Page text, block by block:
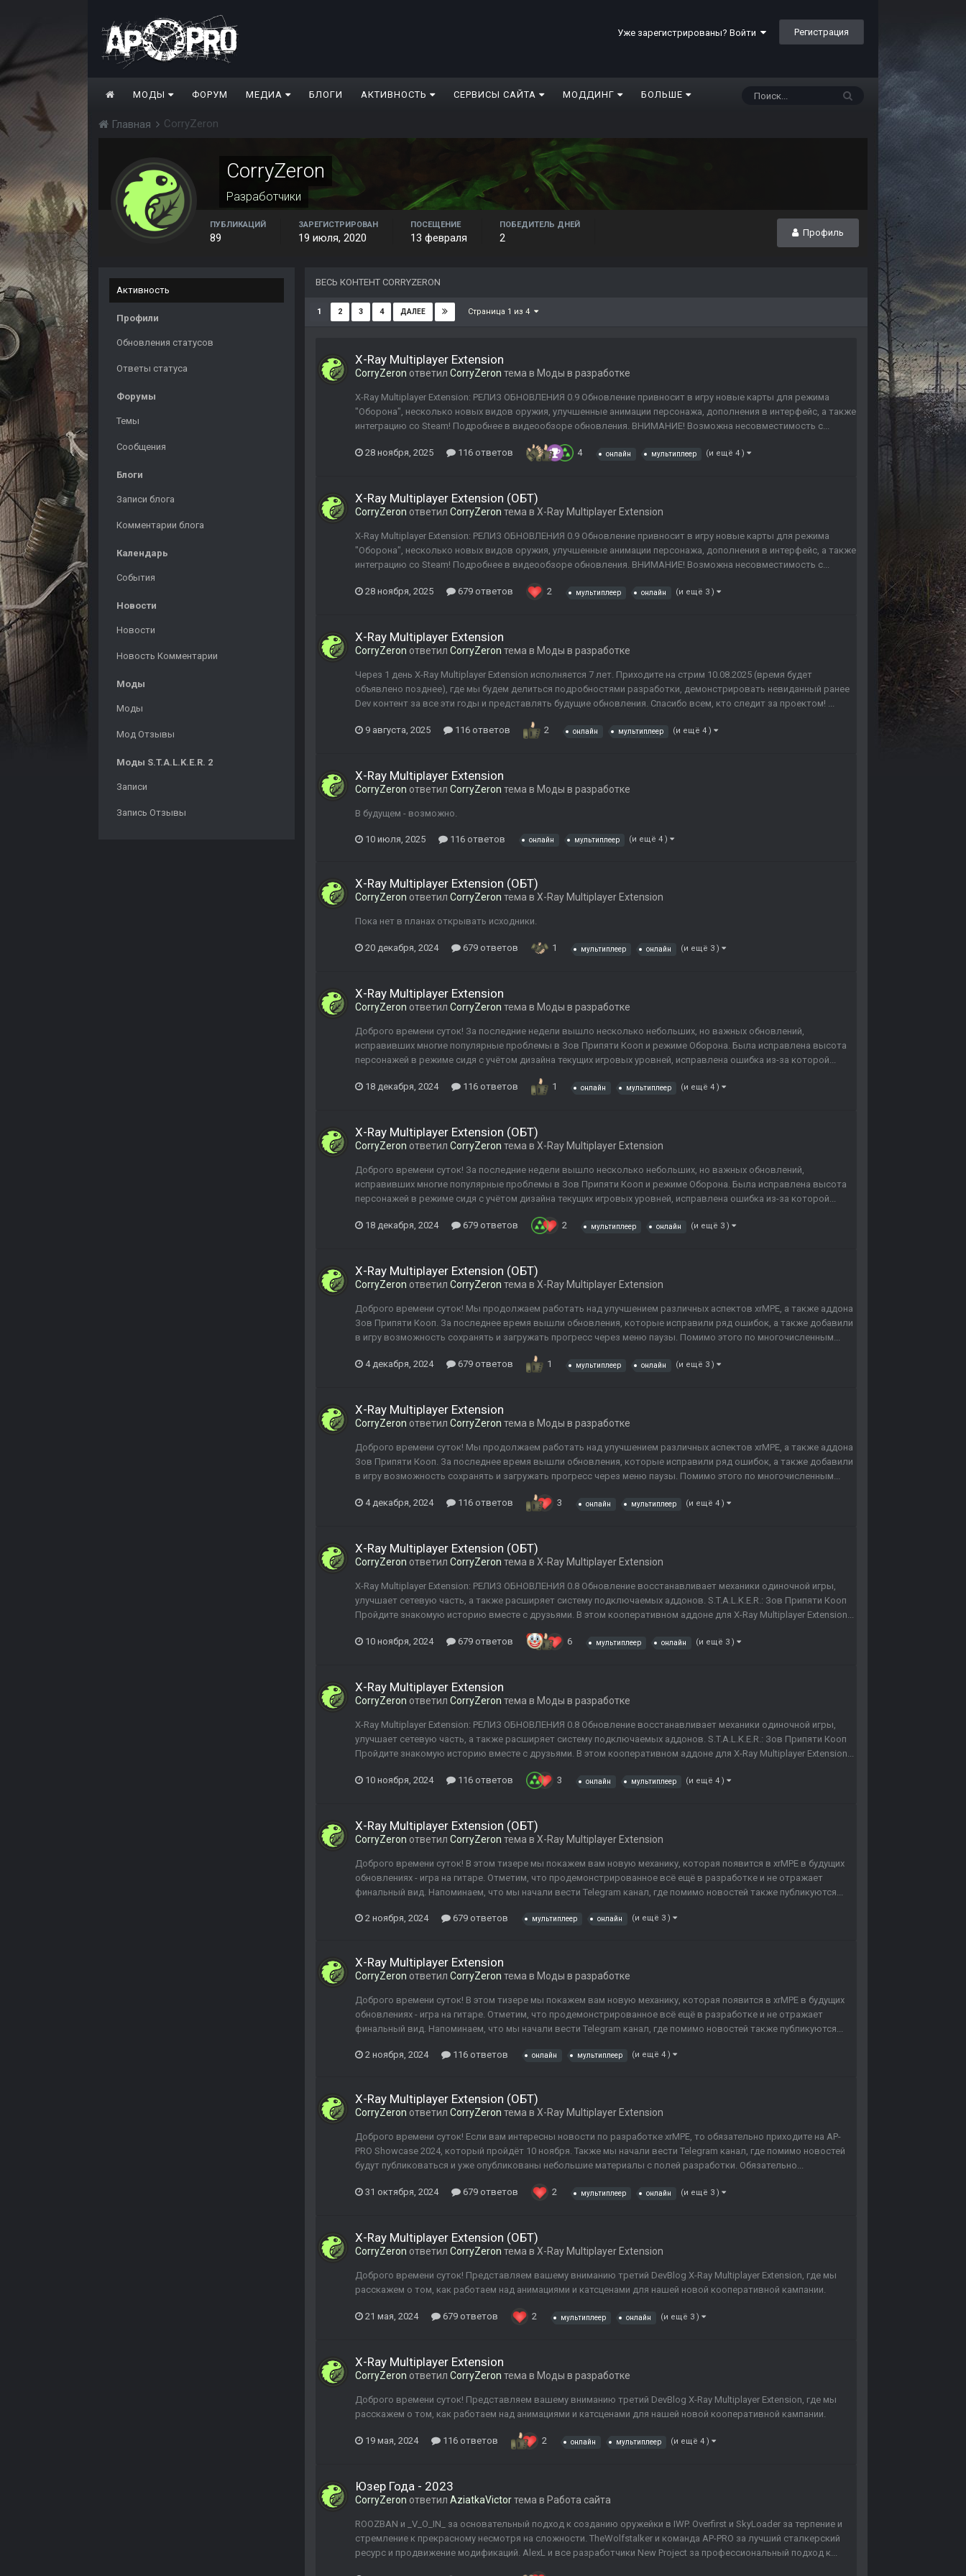
Уже зарегистрированы? Войти Регистрация
МОДЫ ФОРУМ МЕДИА БЛОГИ АКТИВНОСТЬ СЕРВИСЫ САЙТА МОДДИНГ БОЛЬШЕ
Главная CorryZeron
CorryZeron
Разработчики
Профиль
ПУБЛИКАЦИЙ
89
ЗАРЕГИСТРИРОВАН
19 июля, 2020
ПОСЕЩЕНИЕ
13 февраля
ПОБЕДИТЕЛЬ ДНЕЙ
2
Активность
Профили
Обновления статусов
Ответы статуса
Форумы
Темы
Сообщения
Блоги
Записи блога
Комментарии блога
Календарь
События
Новости
Новости
Новость Комментарии
Моды
Моды
Мод Отзывы
Моды S.T.A.L.K.E.R. 2
Записи
Запись Отзывы
ВЕСЬ КОНТЕНТ CORRYZERON
1 2 3 4 ДАЛЕЕ Страница 1 из 4
X-Ray Multiplayer Extension
CorryZeron ответил CorryZeron тема в Моды в разработке
X-Ray Multiplayer Extension: РЕЛИЗ ОБНОВЛЕНИЯ 0.9 Обновление привносит в игру новые карты для режима
"Оборона", несколько новых видов оружия, улучшенные анимации персонажа, дополнения в интерфейс, а также
интеграцию со Steam! Подробнее в видеообзоре обновления. ВНИМАНИЕ! Возможна несовместимость с...
28 ноября, 2025 116 ответов 4 онлайн мультиплеер (и ещё 4 )
X-Ray Multiplayer Extension (ОБТ)
CorryZeron ответил CorryZeron тема в X-Ray Multiplayer Extension
X-Ray Multiplayer Extension: РЕЛИЗ ОБНОВЛЕНИЯ 0.9 Обновление привносит в игру новые карты для режима
"Оборона", несколько новых видов оружия, улучшенные анимации персонажа, дополнения в интерфейс, а также
интеграцию со Steam! Подробнее в видеообзоре обновления. ВНИМАНИЕ! Возможна несовместимость с...
28 ноября, 2025 679 ответов 2 мультиплеер онлайн (и ещё 3 )
X-Ray Multiplayer Extension
CorryZeron ответил CorryZeron тема в Моды в разработке
Через 1 день X-Ray Multiplayer Extension исполняется 7 лет. Приходите на стрим 10.08.2025 (время будет
объявлено позднее), где мы будем делиться подробностями разработки, демонстрировать невиданный ранее
Dev контент за все эти годы и представлять будущие обновления. Спасибо всем, кто следит за проектом! ...
9 августа, 2025 116 ответов 2 онлайн мультиплеер (и ещё 4 )
X-Ray Multiplayer Extension
CorryZeron ответил CorryZeron тема в Моды в разработке
В будущем - возможно.
10 июля, 2025 116 ответов онлайн мультиплеер (и ещё 4 )
X-Ray Multiplayer Extension (ОБТ)
CorryZeron ответил CorryZeron тема в X-Ray Multiplayer Extension
Пока нет в планах открывать исходники.
20 декабря, 2024 679 ответов 1 мультиплеер онлайн (и ещё 3 )
X-Ray Multiplayer Extension
CorryZeron ответил CorryZeron тема в Моды в разработке
Доброго времени суток! За последние недели вышло несколько небольших, но важных обновлений,
исправивших многие популярные проблемы в Зов Припяти Кооп и режиме Оборона. Была исправлена высота
персонажей в режиме сидя с учётом дизайна текущих игровых уровней, исправлена ошибка из-за которой...
18 декабря, 2024 116 ответов 1 онлайн мультиплеер (и ещё 4 )
X-Ray Multiplayer Extension (ОБТ)
CorryZeron ответил CorryZeron тема в X-Ray Multiplayer Extension
Доброго времени суток! За последние недели вышло несколько небольших, но важных обновлений,
исправивших многие популярные проблемы в Зов Припяти Кооп и режиме Оборона. Была исправлена высота
персонажей в режиме сидя с учётом дизайна текущих игровых уровней, исправлена ошибка из-за которой...
18 декабря, 2024 679 ответов 2 мультиплеер онлайн (и ещё 3 )
X-Ray Multiplayer Extension (ОБТ)
CorryZeron ответил CorryZeron тема в X-Ray Multiplayer Extension
Доброго времени суток! Мы продолжаем работать над улучшением различных аспектов xrMPE, а также аддона
Зов Припяти Кооп. За последнее время вышли обновления, которые исправили ряд ошибок, а также добавили
в игру возможность сохранять и загружать прогресс через меню паузы. Помимо этого по многочисленным...
4 декабря, 2024 679 ответов 1 мультиплеер онлайн (и ещё 3 )
X-Ray Multiplayer Extension
CorryZeron ответил CorryZeron тема в Моды в разработке
Доброго времени суток! Мы продолжаем работать над улучшением различных аспектов xrMPE, а также аддона
Зов Припяти Кооп. За последнее время вышли обновления, которые исправили ряд ошибок, а также добавили
в игру возможность сохранять и загружать прогресс через меню паузы. Помимо этого по многочисленным...
4 декабря, 2024 116 ответов 3 онлайн мультиплеер (и ещё 4 )
X-Ray Multiplayer Extension (ОБТ)
CorryZeron ответил CorryZeron тема в X-Ray Multiplayer Extension
X-Ray Multiplayer Extension: РЕЛИЗ ОБНОВЛЕНИЯ 0.8 Обновление восстанавливает механики одиночной игры,
улучшает сетевую часть, а также расширяет систему подключаемых аддонов. S.T.A.L.K.E.R.: Зов Припяти Кооп
Пройдите знакомую историю вместе с друзьями. В этом кооперативном аддоне для X-Ray Multiplayer Extension...
10 ноября, 2024 679 ответов 6 мультиплеер онлайн (и ещё 3 )
X-Ray Multiplayer Extension
CorryZeron ответил CorryZeron тема в Моды в разработке
X-Ray Multiplayer Extension: РЕЛИЗ ОБНОВЛЕНИЯ 0.8 Обновление восстанавливает механики одиночной игры,
улучшает сетевую часть, а также расширяет систему подключаемых аддонов. S.T.A.L.K.E.R.: Зов Припяти Кооп
Пройдите знакомую историю вместе с друзьями. В этом кооперативном аддоне для X-Ray Multiplayer Extension...
10 ноября, 2024 116 ответов 3 онлайн мультиплеер (и ещё 4 )
X-Ray Multiplayer Extension (ОБТ)
CorryZeron ответил CorryZeron тема в X-Ray Multiplayer Extension
Доброго времени суток! В этом тизере мы покажем вам новую механику, которая появится в xrMPE в будущих
обновлениях - игра на гитаре. Отметим, что продемонстрированное всё ещё в разработке и не отражает
финальный вид. Напоминаем, что мы начали вести Telegram канал, где помимо новостей также публикуются...
2 ноября, 2024 679 ответов мультиплеер онлайн (и ещё 3 )
X-Ray Multiplayer Extension
CorryZeron ответил CorryZeron тема в Моды в разработке
Доброго времени суток! В этом тизере мы покажем вам новую механику, которая появится в xrMPE в будущих
обновлениях - игра на гитаре. Отметим, что продемонстрированное всё ещё в разработке и не отражает
финальный вид. Напоминаем, что мы начали вести Telegram канал, где помимо новостей также публикуются...
2 ноября, 2024 116 ответов онлайн мультиплеер (и ещё 4 )
X-Ray Multiplayer Extension (ОБТ)
CorryZeron ответил CorryZeron тема в X-Ray Multiplayer Extension
Доброго времени суток! Если вам интересны новости по разработке xrMPE, то обязательно приходите на AP-
PRO Showcase 2024, который пройдёт 10 ноября. Также мы начали вести Telegram канал, где помимо новостей
будут публиковаться и уже опубликованы небольшие материалы с полей разработки. Обязательно...
31 октября, 2024 679 ответов 2 мультиплеер онлайн (и ещё 3 )
X-Ray Multiplayer Extension (ОБТ)
CorryZeron ответил CorryZeron тема в X-Ray Multiplayer Extension
Доброго времени суток! Представляем вашему вниманию третий DevBlog X-Ray Multiplayer Extension, где мы
расскажем о том, как работаем над анимациями и катсценами для нашей новой кооперативной кампании.
21 мая, 2024 679 ответов 2 мультиплеер онлайн (и ещё 3 )
X-Ray Multiplayer Extension
CorryZeron ответил CorryZeron тема в Моды в разработке
Доброго времени суток! Представляем вашему вниманию третий DevBlog X-Ray Multiplayer Extension, где мы
расскажем о том, как работаем над анимациями и катсценами для нашей новой кооперативной кампании.
19 мая, 2024 116 ответов 2 онлайн мультиплеер (и ещё 4 )
Юзер Года - 2023
CorryZeron ответил AziatkaVictorтема в Работа сайта
ROOZBAN и _V_O_IN_ за основательный подход к созданию оружейки в IWP. Overfirst и SkyLoader за терпение и
стремление к прекрасному несмотря на сложности. TheWolfstalker и команда AP-PRO за лучший сталкерский
ресурс и продвижение модификаций. AlexL и все разработчики New Project за профессиональный подход к...